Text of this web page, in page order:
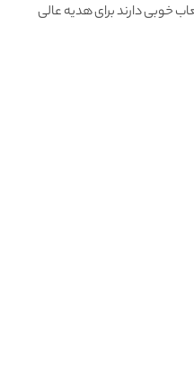
خوبی دارند برای هدیه عالی